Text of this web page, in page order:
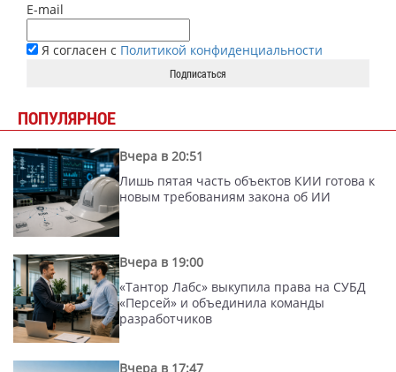
E-mail
Я согласен с Политикой конфиденциальности
Подписаться
ПОПУЛЯРНОЕ
Вчера в 20:51
Лишь пятая часть объектов КИИ готова к
новым требованиям закона об ИИ
Вчера в 19:00
«Тантор Лабс» выкупила права на СУБД
«Персей» и объединила команды
разработчиков
Вчера в 17:47